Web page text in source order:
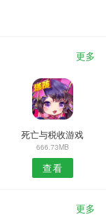
更多
死亡与税收游戏
666.73MB
查看
更多